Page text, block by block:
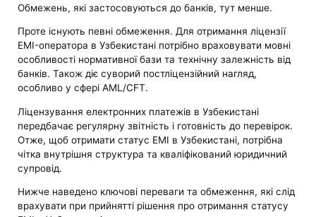
Обмежень, які застосовуються до банків, тут менше.
Проте існують певні обмеження. Для отримання ліцензії
EMI-оператора в Узбекистані потрібно враховувати мовні
особливості нормативної бази та технічну залежність від
банків. Також діє суворий постліцензійний нагляд,
особливо у сфері AML/CFT.
Ліцензування електронних платежів в Узбекистані
передбачає регулярну звітність і готовність до перевірок.
Отже, щоб отримати статус EMI в Узбекистані, потрібна
чітка внутрішня структура та кваліфікований юридичний
супровід.
Нижче наведено ключові переваги та обмеження, які слід
врахувати при прийнятті рішення про отримання статусу